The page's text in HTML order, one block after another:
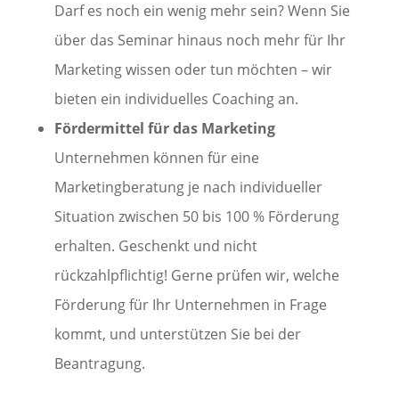
Darf es noch ein wenig mehr sein? Wenn Sie
über das Seminar hinaus noch mehr für Ihr
Marketing wissen oder tun möchten – wir
bieten ein individuelles Coaching an.
Fördermittel für das Marketing
Unternehmen können für eine
Marketingberatung je nach individueller
Situation zwischen 50 bis 100 % Förderung
erhalten. Geschenkt und nicht
rückzahlpflichtig! Gerne prüfen wir, welche
Förderung für Ihr Unternehmen in Frage
kommt, und unterstützen Sie bei der
Beantragung.